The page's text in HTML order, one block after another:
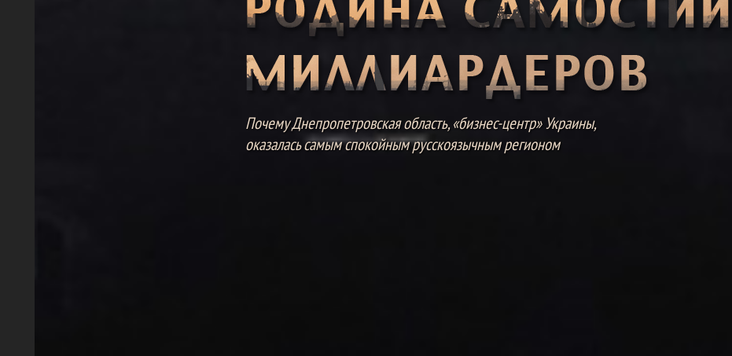
Почему Днепропетровская область, «бизнес-центр» Украины,
оказалась самым спокойным русскоязычным регионом